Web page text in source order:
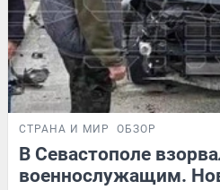
СТРАНА И МИР ОБЗОР
В Севастополе
военнослужащим.